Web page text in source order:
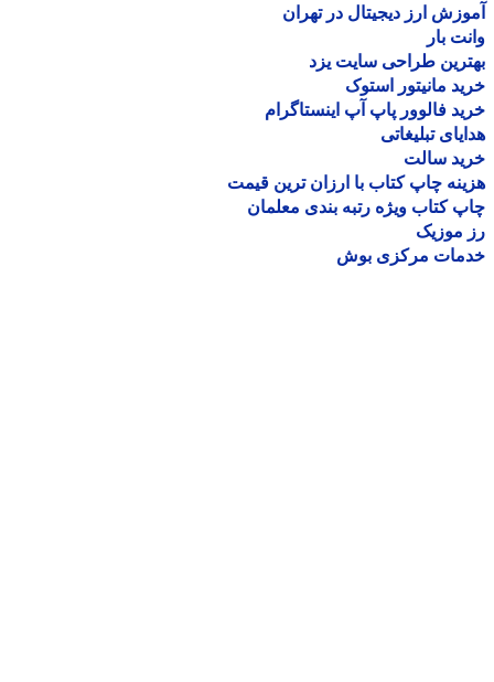
ارز دیجیتال در تهران
بار
طراحی سایت یزد
مانیتور استوک
فالوور پاپ آپ اینستاگرام
تبلیغاتی
سالت
چاپ کتاب با ارزان ترین قیمت
کتاب ویژه رتبه بندی معلمان
موزیک
مرکزی بوش